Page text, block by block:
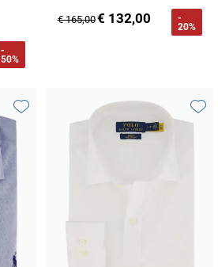
-
50%
€ 165,00€ 132,00
-
20%
Toevoegen aan favorieten